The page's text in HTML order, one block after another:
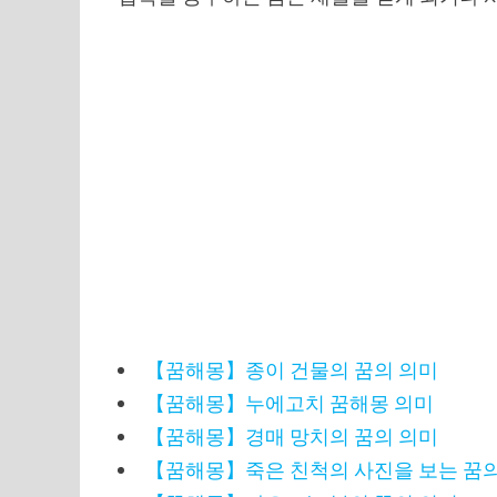
【꿈해몽】종이 건물의 꿈의 의미
【꿈해몽】누에고치 꿈해몽 의미
【꿈해몽】경매 망치의 꿈의 의미
【꿈해몽】죽은 친척의 사진을 보는 꿈